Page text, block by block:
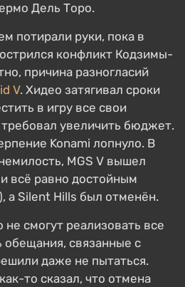
Дель Торо.
потирали руки, пока в
конфликт Кодзимы-
причина разногласий
V. Хидео затягивал сроки
в игру все свои
увеличить бюджет.
Konami лопнуло. В
MGS V вышел
всё равно достойным
а Silent Hills был отменён.
не смогут реализовать все
обещания, связанные с
даже не пытаться.
то сказал, что отмена